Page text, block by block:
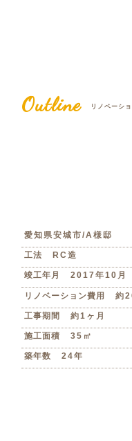
Outline リノベーシ
愛知県安城市/A様邸
工法 RC造
竣工年月 2017年10月
リノベーション費用 約
工事期間 約1ヶ月
施工面積 35㎡
築年数 24年